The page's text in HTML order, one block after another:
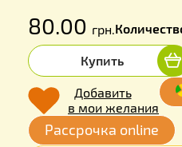
80.00 грн.
Купить
Добавить
в мои желания
Рассрочка online